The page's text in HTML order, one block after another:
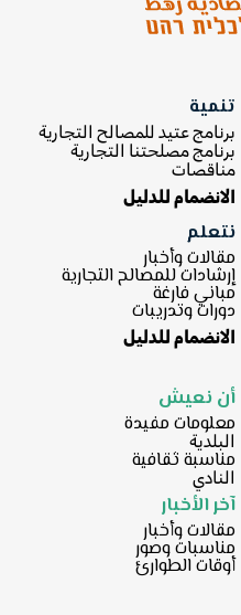
تنمية
برنامج عتيد للمصالح التجارية
برنامج مصلحتنا التجارية
مناقصات
الانضمام للدليل
نتعلم
مقالات وأخبار
إرشادات للمصالح التجارية
مباني فارغة
دورات وتدريبات
الانضمام للدليل
أن نعيش
معلومات مفيدة
البلدية
مناسبة ثقافية
النادي
آخر الأخبار
مقالات وأخبار
مناسبات وصور
أوقات الطوارئ